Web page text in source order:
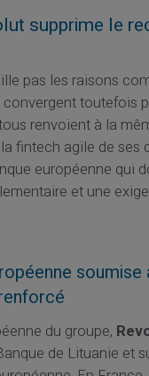
supprime le
pas les raisons
toutefois
renvoient à la
fintech agile de ses
européenne qui
et une
soumise
du groupe,
de Lituanie et